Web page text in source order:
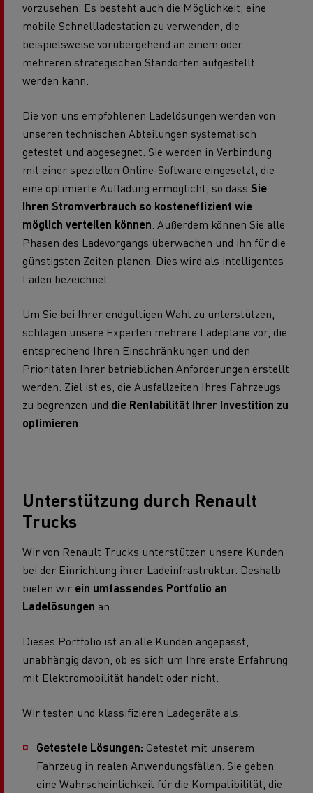
vorzusehen. Es besteht auch die Möglichkeit, eine
mobile Schnellladestation zu verwenden, die
beispielsweise vorübergehend an einem oder
mehreren strategischen Standorten aufgestellt
werden kann.
Die von uns empfohlenen Ladelösungen werden von
unseren technischen Abteilungen systematisch
getestet und abgesegnet. Sie werden in Verbindung
mit einer speziellen Online-Software eingesetzt, die
eine optimierte Aufladung ermöglicht, so dass Sie
Ihren Stromverbrauch so kosteneffizient wie
möglich verteilen können . Außerdem können Sie alle
Phasen des Ladevorgangs überwachen und ihn für die
günstigsten Zeiten planen. Dies wird als intelligentes
Laden bezeichnet.
Um Sie bei Ihrer endgültigen Wahl zu unterstützen,
schlagen unsere Experten mehrere Ladepläne vor, die
entsprechend Ihren Einschränkungen und den
Prioritäten Ihrer betrieblichen Anforderungen erstellt
werden. Ziel ist es, die Ausfallzeiten Ihres Fahrzeugs
zu begrenzen und die Rentabilität Ihrer Investition zu
optimieren
Unterstützung durch Renault
Trucks
Wir von Renault Trucks unterstützen unsere Kunden
bei der Einrichtung ihrer Ladeinfrastruktur. Deshalb
bieten wir ein umfassendes Portfolio an
Ladelösungen an.
Dieses Portfolio ist an alle Kunden angepasst,
unabhängig davon, ob es sich um Ihre erste Erfahrung
mit Elektromobilität handelt oder nicht.
Wir testen und klassifizieren Ladegeräte als:
Getestete Lösungen: Getestet mit unserem
Fahrzeug in realen Anwendungsfällen. Sie geben
eine Wahrscheinlichkeit für die Kompatibilität, die